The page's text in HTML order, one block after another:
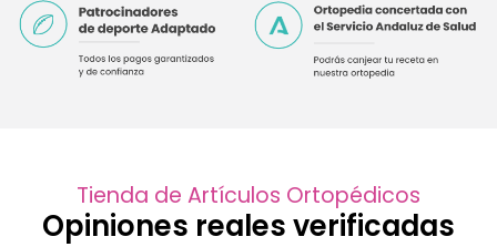
Tienda de Artículos Ortopédicos
Opiniones reales verificadas